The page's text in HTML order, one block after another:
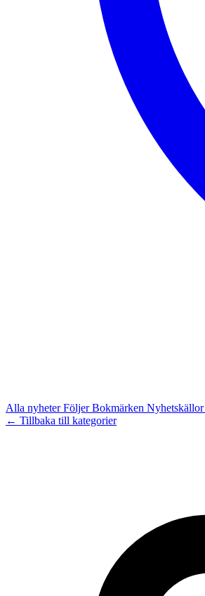
Alla nyheterFöljerBokmärken Nyhetskällor
← Tillbaka till kategorier